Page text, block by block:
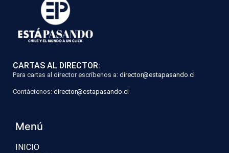
CARTAS AL DIRECTOR:
Para cartas al director escríbenos a: director@estapasando.cl
Contáctenos: director@estapasando.cl
Menú
INICIO